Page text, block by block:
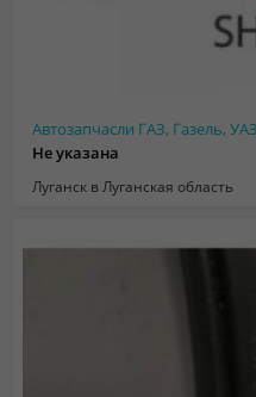
Автозапчасли ГАЗ, Газель,
Не указана
Луганск в Луганская область